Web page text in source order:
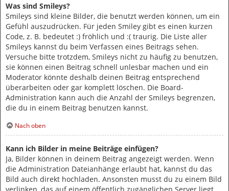
Was sind Smileys?
Smileys sind kleine Bilder, die benutzt werden können, um ein
Gefühl auszudrücken. Für jeden Smiley gibt es einen kurzen
Code, z. B. bedeutet :) fröhlich und :( traurig. Die Liste aller
Smileys kannst du beim Verfassen eines Beitrags sehen.
Versuche bitte trotzdem, Smileys nicht zu häufig zu benutzen,
sie können einen Beitrag schnell unlesbar machen und ein
Moderator könnte deshalb deinen Beitrag entsprechend
überarbeiten oder gar komplett löschen. Die Board-
Administration kann auch die Anzahl der Smileys begrenzen,
die du in einem Beitrag benutzen kannst.
Nach oben
Kann ich Bilder in meine Beiträge einfügen?
Ja, Bilder können in deinem Beitrag angezeigt werden. Wenn
die Administration Dateianhänge erlaubt hat, kannst du das
Bild auch direkt hochladen. Ansonsten musst du zu einem Bild
verlinken, das auf einem öffentlich zugänglichen Server liegt,